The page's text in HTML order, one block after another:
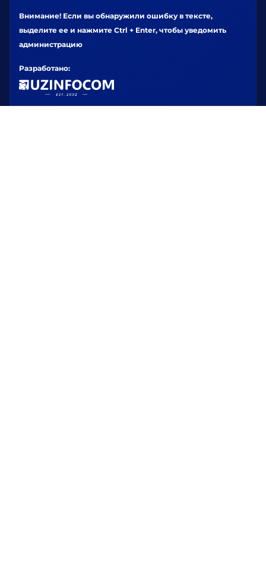
Внимание! Если вы обнаружили ошибку в тексте,
выделите ее и нажмите Ctrl + Enter, чтобы уведомить
администрацию
Разработано: